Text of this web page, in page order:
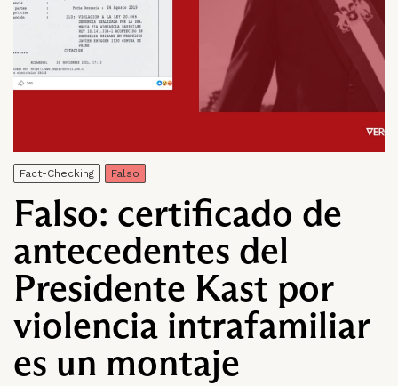
Fact-Checking Falso
Falso: certificado de
antecedentes del
Presidente Kast por
violencia intrafamiliar
es un montaje